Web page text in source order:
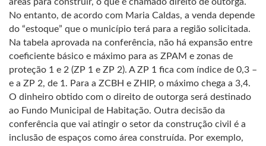
No entanto, de acordo com Maria Caldas, a venda depende
do “estoque” que o município terá para a região solicitada.
Na tabela aprovada na conferência, não há expansão entre
coeficiente básico e máximo para as ZPAM e zonas de
proteção 1 e 2 (ZP 1 e ZP 2). A ZP 1 fica com índice de 0,3 –
e a ZP 2, de 1. Para a ZCBH e ZHIP, o máximo chega a 3,4.
O dinheiro obtido com o direito de outorga será destinado
ao Fundo Municipal de Habitação. Outra decisão da
conferência que vai atingir o setor da construção civil é a
inclusão de espaços como área construída. Por exemplo,